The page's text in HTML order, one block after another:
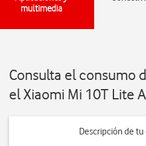
multimedia
Consulta el consumo
el Xiaomi Mi 10T Lite
Descripción de